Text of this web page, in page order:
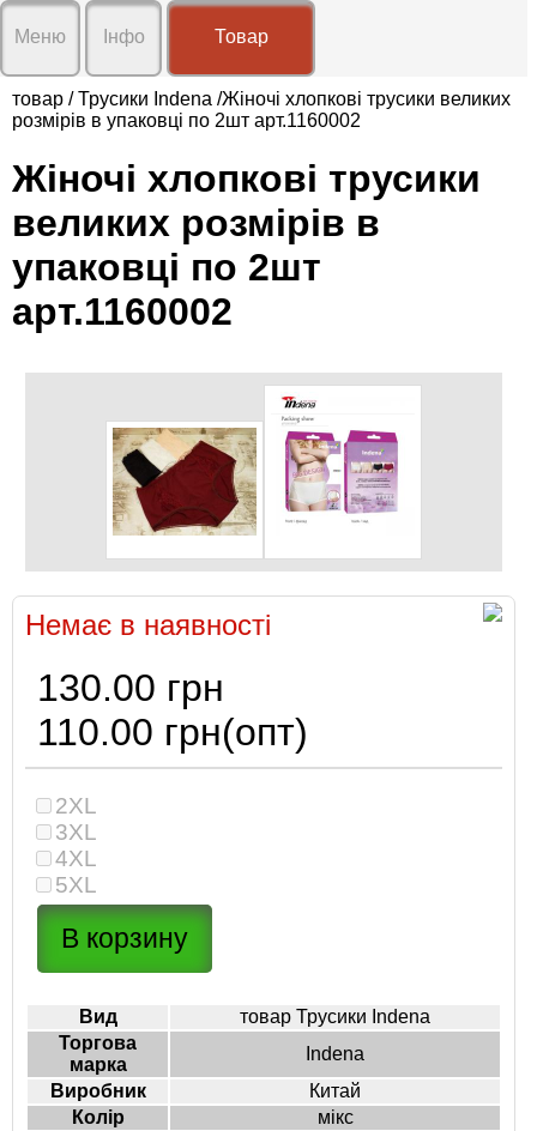
Меню
нас
Доставка
оплата
співпраці
Контакти
Відгуки
Реєстрація
Інфо
Пн-Сб 9:00-19:00
Відправка замовлень Вт-Сб
+38(096)20-31-692
Товар
товар /Трусики Indena /Жіночі хлопкові трусики великих
розмірів в упаковці по 2шт арт.1160002
Жіночі хлопкові трусики
великих розмірів в
упаковці по 2шт
арт.1160002
Немає в наявності
130.00 грн
110.00 грн(опт)
2XL
3XL
4XL
5XL
Вид
товар Трусики Indena
Торгова
марка
Indena
Виробник
Китай
Колір
мікс